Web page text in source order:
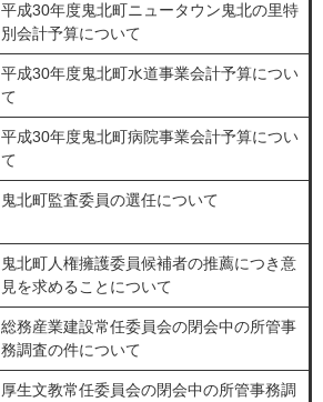
平成30年度鬼北町ニュータウン鬼北の里特
別会計予算について
平成30年度鬼北町水道事業会計予算につい
て
平成30年度鬼北町病院事業会計予算につい
て
鬼北町監査委員の選任について
鬼北町人権擁護委員候補者の推薦につき意
見を求めることについて
総務産業建設常任委員会の閉会中の所管事
務調査の件について
厚生文教常任委員会の閉会中の所管事務調